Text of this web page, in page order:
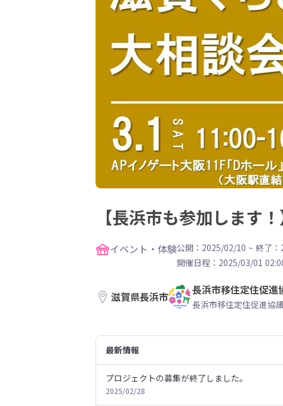
【長浜市も参加します
イベント・体験公開：2025/02/10 ~ 終了
開催日程： 2025/03/01
滋賀県長浜市 長浜市移住定住促進
長浜市移住定住促進協
最新情報
プロジェクトの募集が終了しました。
2025/02/28